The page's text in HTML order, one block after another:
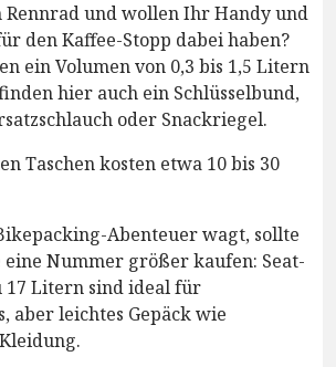
Rennrad und wollen Ihr Handy und
den Kaffee-Stopp dabei haben?
ein Volumen von 0,3 bis 1,5 Litern
hier auch ein Schlüsselbund,
oder Snackriegel.
Taschen kosten etwa 10 bis 30
Abenteuer wagt, sollte
eine Nummer größer kaufen: Seat-
17 Litern sind ideal für
aber leichtes Gepäck wie